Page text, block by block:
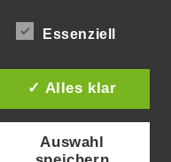
Essenziell
✓ Alles klar
Auswahl